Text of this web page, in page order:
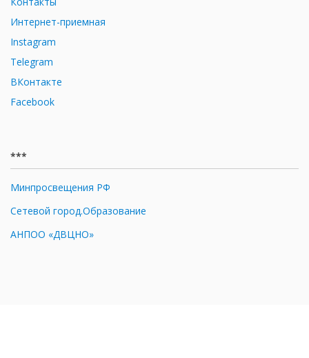
Интернет-приемная
Instagram
Telegram
ВКонтакте
Facebook
***
Минпросвещения РФ
Сетевой город.Образование
АНПОО «ДВЦНО»